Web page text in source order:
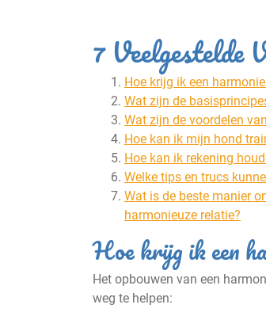
7 Veelgestelde
Hoe krijg ik een
Wat zijn de
Wat zijn de voordelen
Hoe kan ik mijn hond
Hoe kan ik rekening
Welke tips en trucs
Wat is de beste manier
harmonieuze relatie?
Hoe krijg ik een
Het opbouwen van een
weg te helpen: